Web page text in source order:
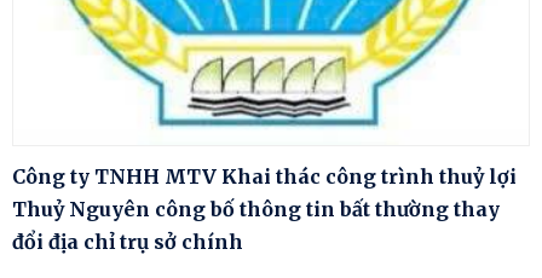
Công ty TNHH MTV Khai thác công trình thuỷ lợi
Thuỷ Nguyên công bố thông tin bất thường thay
đổi địa chỉ trụ sở chính